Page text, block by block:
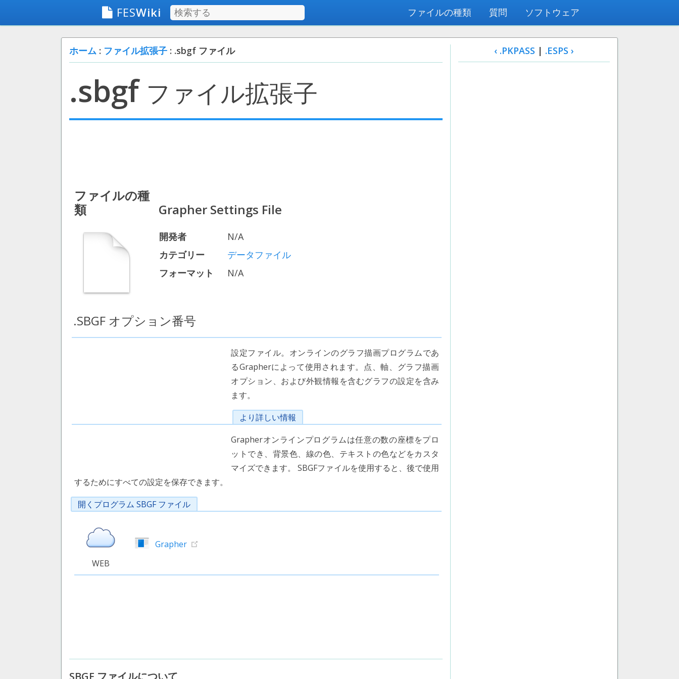
FESWiki ファイルの種類 質問 ソフトウェア
ホーム : ファイル拡張子 : .sbgf ファイル
.sbgf ファイル拡張子
ファイルの種
類
Grapher Settings File
開発者
N/A
カテゴリー
データファイル
フォーマット
N/A
.SBGF オプション番号
設定ファイル。オンラインのグラフ描画プログラムであ
るGrapherによって使用されます。点、軸、グラフ描画
オプション、および外観情報を含むグラフの設定を含み
ます。
より詳しい情報
Grapherオンラインプログラムは任意の数の座標をプロ
ットでき、背景色、線の色、テキストの色などをカスタ
マイズできます。 SBGFファイルを使用すると、後で使用
するためにすべての設定を保存できます。
開くプログラム SBGF ファイル
WEB
Grapher
SBGF ファイルについて
‹ .PKPASS | .ESPS ›